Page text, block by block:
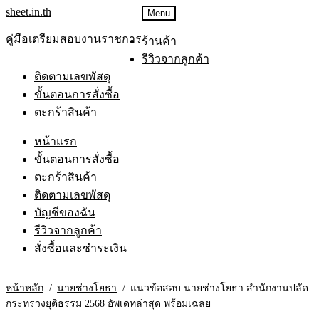
sheet.in.th
คู่มือเตรียมสอบงานราชการ
Menu
ร้านค้า
รีวิวจากลูกค้า
ติดตามเลขพัสดุ
ขั้นตอนการสั่งซื้อ
ตะกร้าสินค้า
หน้าแรก
ขั้นตอนการสั่งซื้อ
ตะกร้าสินค้า
ติดตามเลขพัสดุ
บัญชีของฉัน
รีวิวจากลูกค้า
สั่งซื้อและชำระเงิน
หน้าหลัก / นายช่างโยธา / แนวข้อสอบ นายช่างโยธา สำนักงานปลัด
กระทรวงยุติธรรม 2568 อัพเดทล่าสุด พร้อมเฉลย